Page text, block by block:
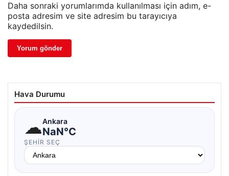
Daha sonraki yorumlarımda kullanılması için adım, e-
posta adresim ve site adresim bu tarayıcıya
kaydedilsin.
Hava Durumu
☁Ankara
NaN°C
ŞEHIR SEÇ